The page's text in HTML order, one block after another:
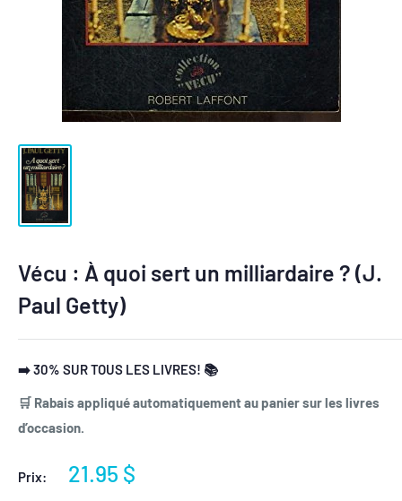
Vécu : À quoi sert un milliardaire ? (J.
Paul Getty)
➡️ 30% SUR TOUS LES LIVRES! 📚
🛒 Rabais appliqué automatiquement au panier sur les livres
d’occasion.
Prix:
Prix
21.95 $